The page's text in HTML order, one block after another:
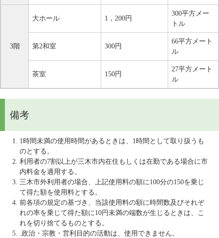
3階
大ホール 1，200円
300平方メー
トル
第2和室 300円
66平方メート
ル
茶室 150円
27平方メート
ル
備考
1時間未満の使用時間があるときは、1時間として取り扱うも
のとする。
利用者の7割以上が三木市内在住もしくは在勤である場合に市
内料金を適用する。
三木市外利用者の場合、上記使用料の額に100分の150を乗じ
て得た額を使用料とする。
前各項の規定の基づき、当該使用料の額に時間数及びそれぞ
れの率を乗じて得た額に10円未満の端数が生じるときは、こ
れを切り捨てるものとする。
.政治・宗教・営利目的の活動は、使用できません。